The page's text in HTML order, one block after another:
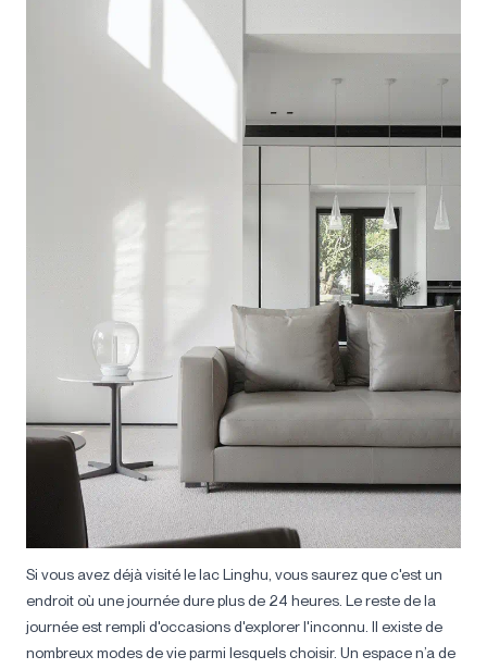
Si vous avez déjà visité le lac Linghu, vous saurez que c'est un
endroit où une journée dure plus de 24 heures. Le reste de la
journée est rempli d'occasions d'explorer l'inconnu. Il existe de
nombreux modes de vie parmi lesquels choisir. Un espace n’a de